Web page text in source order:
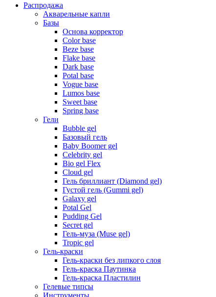
Распродажа
Акварельные капли
Базы
Основа корректор
Color base
Beze base
Flake base
Dark base
Potal base
Vogue base
Lumos base
Sweet base
Spring base
Гели
Bubble gel
Базовый гель
Baby Boomer gel
Celebrity gel
Bio gel Flex
Cloud gel
Гель бриллиант (Diamond gel)
Густой гель (Gummi gel)
Galaxy gel
Potal Gel
Pudding Gel
Secret gel
Гель-муза (Muse gel)
Tropic gel
Гель-краски
Гель-краски без липкого слоя
Гель-краска Паутинка
Гель-краска Пластилин
Гелевые типсы
Инструменты